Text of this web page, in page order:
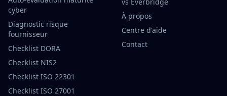
cyber
Diagnostic risque
fournisseur
Checklist DORA
Checklist NIS2
Checklist ISO 22301
Checklist ISO 27001
À propos
Centre d'aide
Contact